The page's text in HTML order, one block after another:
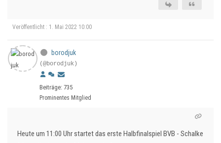
Veröffentlicht : 1. Mai 2022 10:00
borodjuk
(@borodjuk)
Beiträge: 735
Prominentes Mitglied
Heute um 11:00 Uhr startet das erste Halbfinalspiel BVB - Schalke